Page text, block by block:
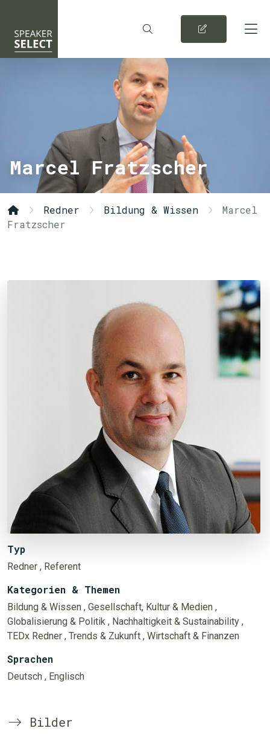
Marcel Fratzscher
Redner Bildung & Wissen
Marcel
Fratzscher
Typ
Redner , Referent
Kategorien & Themen
Bildung & Wissen , Gesellschaft, Kultur & Medien ,
Globalisierung & Politik , Nachhaltigkeit & Sustainability ,
TEDx Redner , Trends & Zukunft , Wirtschaft & Finanzen
Sprachen
Deutsch , Englisch
Bilder